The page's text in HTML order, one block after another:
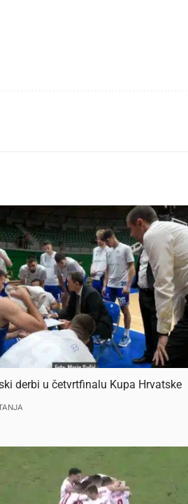
derbi u četvrtfinalu Kupa Hrvatske